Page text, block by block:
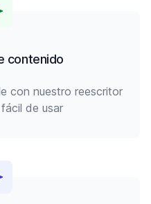
contenido
con nuestro reescritor
de usar